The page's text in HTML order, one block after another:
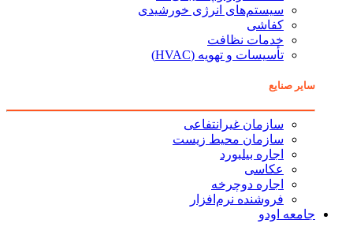
سیستم‌های انرژی خورشیدی
کفاشی
خدمات نظافت
تأسیسات و تهویه (HVAC)
سایر صنایع
سازمان غیرانتفاعی
سازمان محیط زیست
اجاره بیلبورد
عکاسی
اجاره دوچرخه
فروشنده نرم‌افزار
جامعه اودو